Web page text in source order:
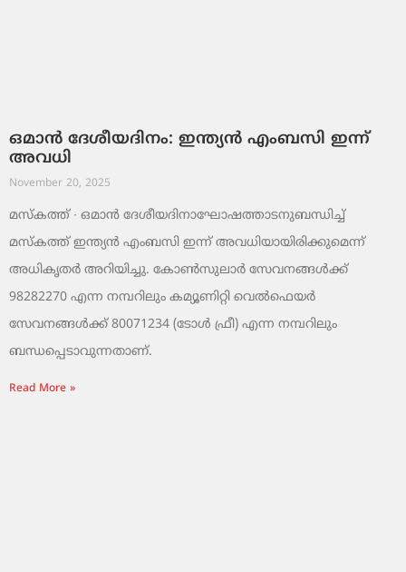
ഒമാൻ ദേശീയദിനം: ഇന്ത്യൻ എംബസി ഇന്ന്
അവധി
November 20, 2025
മസ്‌കത്ത് ∙ ഒമാൻ ദേശീയദിനാഘോഷത്താടനുബന്ധിച്ച്
മസ്‌കത്ത് ഇന്ത്യൻ എംബസി ഇന്ന് അവധിയായിരിക്കുമെന്ന്
അധികൃതർ അറിയിച്ചു. കോൺസുലാർ സേവനങ്ങൾക്ക്
98282270 എന്ന നമ്പറിലും കമ്യൂണിറ്റി വെൽഫെയർ
സേവനങ്ങൾക്ക് 80071234 (ടോൾ ഫ്രീ) എന്ന നമ്പറിലും
ബന്ധപ്പെടാവുന്നതാണ്.
Read More »